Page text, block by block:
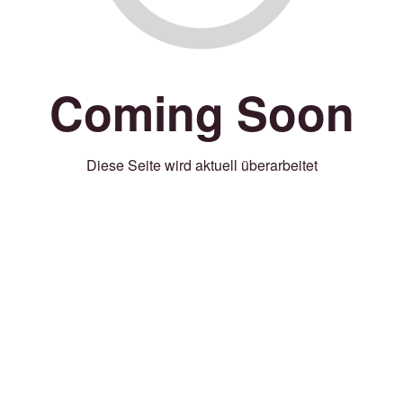
Coming Soon
Diese Seite wird aktuell überarbeitet